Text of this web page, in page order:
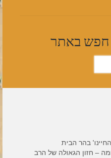
בהר הבית
– חזון הגאולה של הרב